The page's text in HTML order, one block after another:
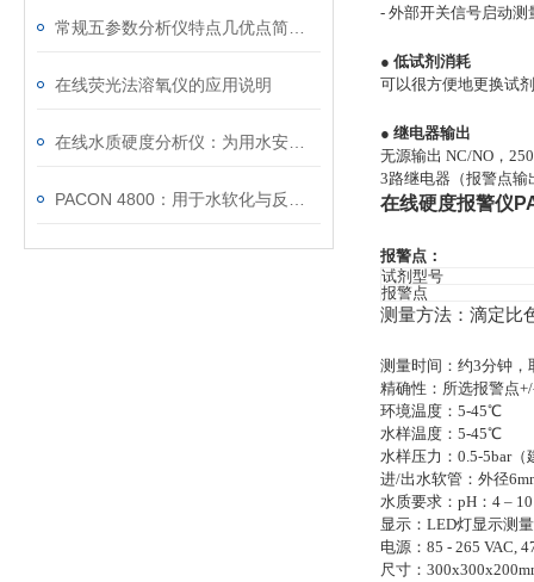
在线荧光法溶氧仪的应用说明
- 外部开关信号启动测
● 低试剂消耗
可以很方便地更换试
● 继电器输出
无源输出 NC/NO，
3路继电器（报警点输
在线硬度报警仪
报警点：
试剂型号
报警点
测量方法：滴定比
测量时间：约3分钟，
精确性：所选报警点
环境温度：5-45℃
水样温度：5-45℃
水样压力：0.5-5bar（
进/出水软管：外径
水质要求：pH：4 –
显示：LED灯显示测
电源： 85 - 265 VAC,
尺寸：